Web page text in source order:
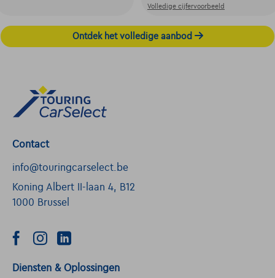
Volledige cijfervoorbeeld
Ontdek het volledige aanbod
Contact
info@touringcarselect.be
Koning Albert II-laan 4, B12
1000 Brussel
Diensten & Oplossingen